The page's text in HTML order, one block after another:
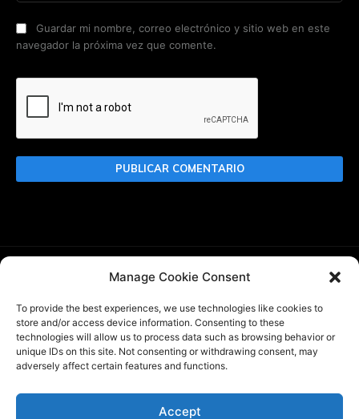
Manage Cookie Consent
To provide the best experiences, we use technologies like cookies to
store and/or access device information. Consenting to these
technologies will allow us to process data such as browsing behavior or
unique IDs on this site. Not consenting or withdrawing consent, may
adversely affect certain features and functions.
Accept
Guardar mi nombre, correo electrónico y sitio web en este
navegador la próxima vez que comente.
Blitz creado por@InkaPanzer, de acuerdo con WG DPP. No
somos un sitio web oficial de Wargaming o World of Tanks